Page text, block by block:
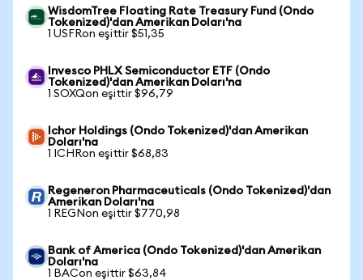
WisdomTree Floating Rate Treasury Fund (Ondo
Tokenized)'dan Amerikan Doları'na
1 USFRon eşittir $51,35
Invesco PHLX Semiconductor ETF (Ondo
Tokenized)'dan Amerikan Doları'na
1 SOXQon eşittir $96,79
Ichor Holdings (Ondo Tokenized)'dan Amerikan
Doları'na
1 ICHRon eşittir $68,83
Regeneron Pharmaceuticals (Ondo Tokenized)'dan
Amerikan Doları'na
1 REGNon eşittir $770,98
Bank of America (Ondo Tokenized)'dan Amerikan
Doları'na
1 BACon eşittir $63,84